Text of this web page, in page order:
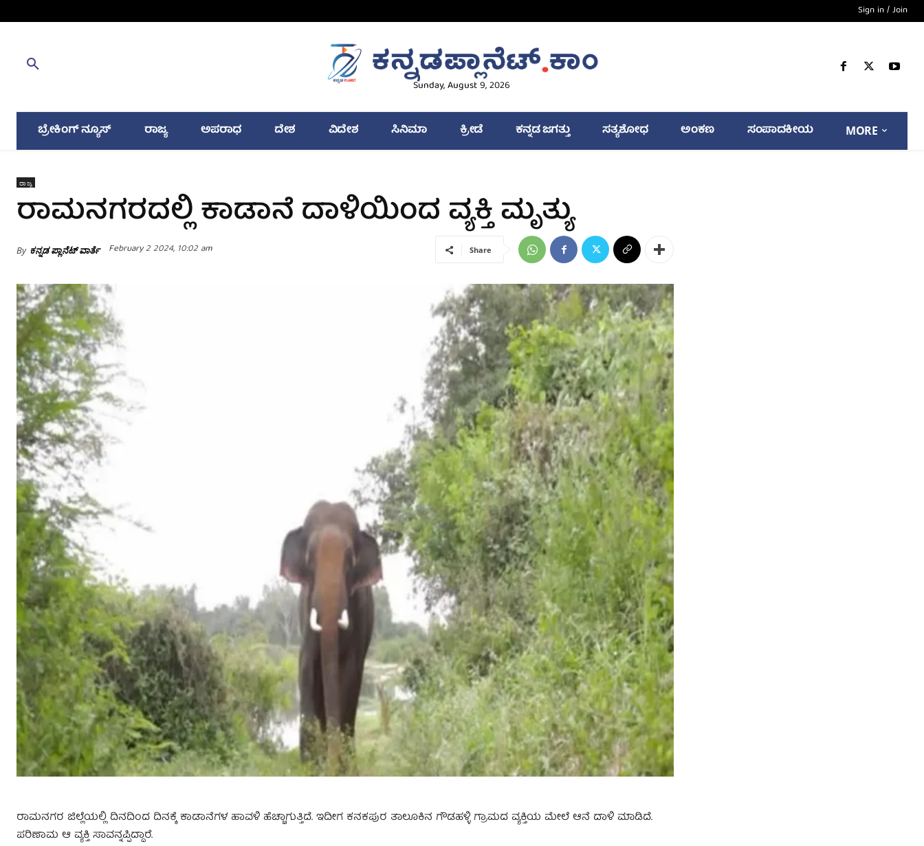
Sign in / Join
Sunday, August 9, 2026
ಬ್ರೇಕಿಂಗ್ ನ್ಯೂಸ್ ರಾಜ್ಯ ಅಪರಾಧ ದೇಶ ವಿದೇಶ ಸಿನಿಮಾ ಕ್ರೀಡೆ ಕನ್ನಡ ಜಗತ್ತು ಸತ್ಯಶೋಧ ಅಂಕಣ ಸಂಪಾದಕೀಯ MORE
ರಾಜ್ಯ
ರಾಮನಗರದಲ್ಲಿ ಕಾಡಾನೆ ದಾಳಿಯಿಂದ ವ್ಯಕ್ತಿ ಮೃತ್ಯು
By ಕನ್ನಡ ಪ್ಲಾನೆಟ್ ವಾರ್ತೆ February 2 2024, 10:02 am Share
ರಾಮನಗರ ಜಿಲ್ಲೆಯಲ್ಲಿ ದಿನದಿಂದ ದಿನಕ್ಕೆ ಕಾಡಾನೆಗಳ ಹಾವಳಿ ಹೆಚ್ಚಾಗುತ್ತಿದೆ. ಇದೀಗ ಕನಕಪುರ ತಾಲೂಕಿನ ಗೌಡಹಳ್ಳಿ ಗ್ರಾಮದ ವ್ಯಕ್ತಿಯ ಮೇಲೆ ಆನೆ ದಾಳಿ ಮಾಡಿದೆ.
ಪರಿಣಾಮ ಆ ವ್ಯಕ್ತಿ ಸಾವನ್ನಪ್ಪಿದ್ದಾರೆ.